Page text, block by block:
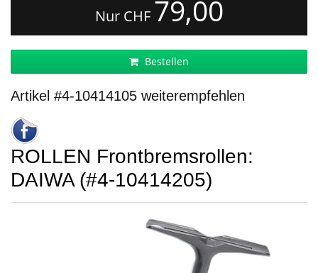
Nur CHF 79,00
Bestellen
Artikel #4-10414105 weiterempfehlen
ROLLEN Frontbremsrollen:
DAIWA (#4-10414205)